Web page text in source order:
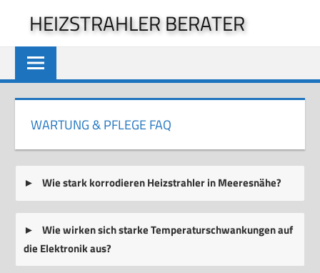
springen
HEIZSTRAHLER BERATER
WARTUNG & PFLEGE FAQ
Wie stark korrodieren Heizstrahler in Meeresnähe?
Wie wirken sich starke Temperaturschwankungen auf
die Elektronik aus?